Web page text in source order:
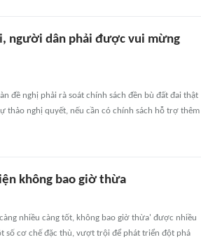
người dân phải được vui mừng
đề nghị phải rà soát chính sách đền bù đất đai thật
nghị quyết, nếu cần có chính sách hỗ trợ thêm
không bao giờ thừa
nhiều càng tốt, không bao giờ thừa' được nhiều
số cơ chế đặc thù, vượt trội để phát triển đột phá